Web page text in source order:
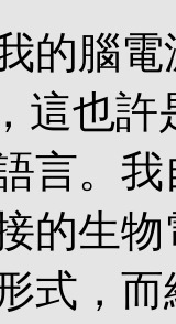
的腦
這也許
言。
的生
式，